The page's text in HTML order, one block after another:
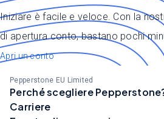
Iniziare è facile e veloce. Con la
di apertura conto, bastano pochi
Apri un conto
Pepperstone EU Limited
Perché scegliere
Carriere